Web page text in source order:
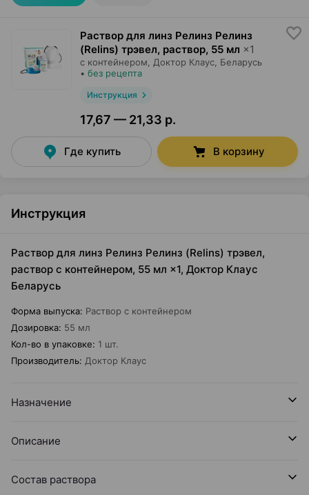
Раствор для линз Релинз Релинз
(Relins) трэвел, раствор, 55 мл ×1
с контейнером, Доктор Клаус , Беларусь
• без рецепта
Инструкция
17,67 — 21,33 р.
Где купить В корзину
Инструкция
Раствор для линз Релинз Релинз (Relins) трэвел,
раствор с контейнером, 55 мл ×1, Доктор Клаус
Беларусь
Форма выпуска: Раствор с контейнером
Дозировка: 55 мл
Кол-во в упаковке: 1 шт.
Производитель: Доктор Клаус
Назначение
Описание
Состав раствора